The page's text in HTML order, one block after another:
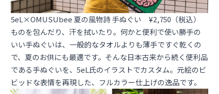
5eL×OMUSUbee 夏の風物詩 手ぬぐい ¥2,750（税込）
ものを包んだり、汗を拭いたり。何かと便利で使い勝手の
いい手ぬぐいは、一般的なタオルよりも薄手ですぐ乾くの
で、夏のお供にも最適です。そんな日本古来から続く便利品
である手ぬぐいを、5eL氏のイラストでカスタム。元絵のビ
ビッドな表情を再現した、フルカラー仕上げの逸品です。